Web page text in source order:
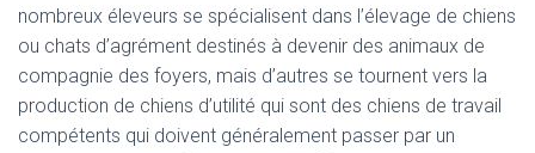
nombreux éleveurs se spécialisent dans l’élevage de chiens
ou chats d’agrément destinés à devenir des animaux de
compagnie des foyers, mais d’autres se tournent vers la
production de chiens d’utilité qui sont des chiens de travail
compétents qui doivent généralement passer par un